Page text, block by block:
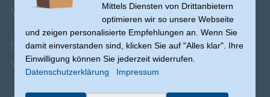
Versandinfos
Versand ab € 0,00(Ausnahmen möglich)
Mittels Diensten von Drittanbietern
optimieren wir so unsere Webseite
und zeigen personalisierte Empfehlungen an. Wenn Sie
damit einverstanden sind, klicken Sie auf "Alles klar". Ihre
Einwilligung können Sie jederzeit widerrufen.
Datenschutzerklärung
Impressum